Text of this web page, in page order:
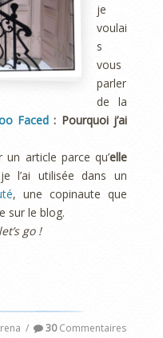
je
voulai
s
vous
parler
de la
Faced : Pourquoi j’ai
un article parce qu’elle
l’ai utilisée dans un
, une copinaute que
sur le blog.
let’s go !
/ 30Commentaires